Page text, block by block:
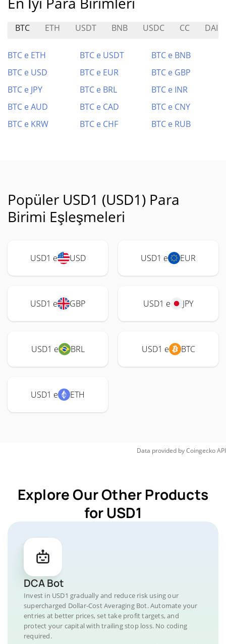
BTC ETH USDT BNB USDC CC DAI
BTC e ETH BTC e USDT
BTC e BNB
BTC e USD
BTC e EUR
BTC e GBP
BTC e JPY
BTC e BRL
BTC e INR
BTC e AUD
BTC e CAD
BTC e CNY
BTC e KRW
BTC e CHF BTC e RUB
Popüler USD1 (USD1) Para
Birimi Eşleşmeleri
USD1 e USD USD1 e EUR
USD1 e GBP USD1 e JPY
USD1 e BRL USD1 e BTC
USD1 e ETH
Data provided byCoingeckoAPI
Explore Our Other Products
for USD1
DCA Bot
Invest in USD1 gradually and reduce risk using our
supercharged Dollar-Cost Averaging Bot. Automate your
entries at better prices, set take profit targets, and
protect your capital with trailing stop loss. No coding
required.